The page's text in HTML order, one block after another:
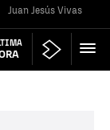
Juan Jesús Vivas